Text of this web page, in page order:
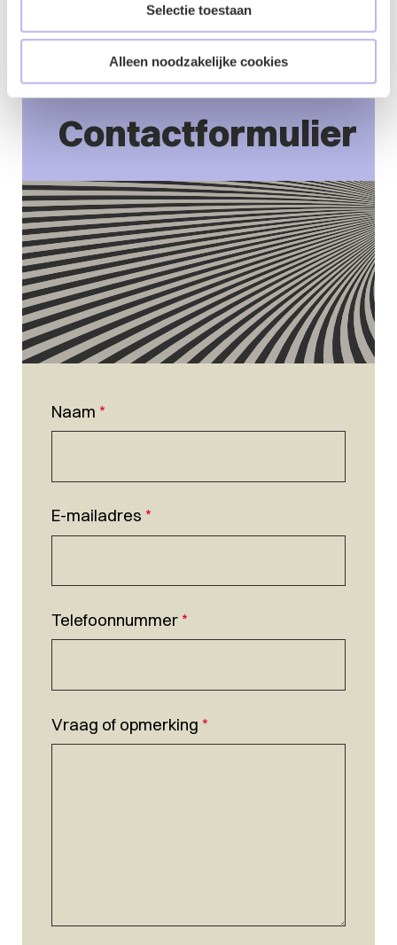
Selectie toestaan
Alleen noodzakelijke cookies
openbare opmerkingen over de richtlijnen met een
deadline van 13 mei 2024.Hierbij de Engelse versie.
Contactformulier
Naam *
E-mailadres *
Telefoonnummer*
Vraag of opmerking *